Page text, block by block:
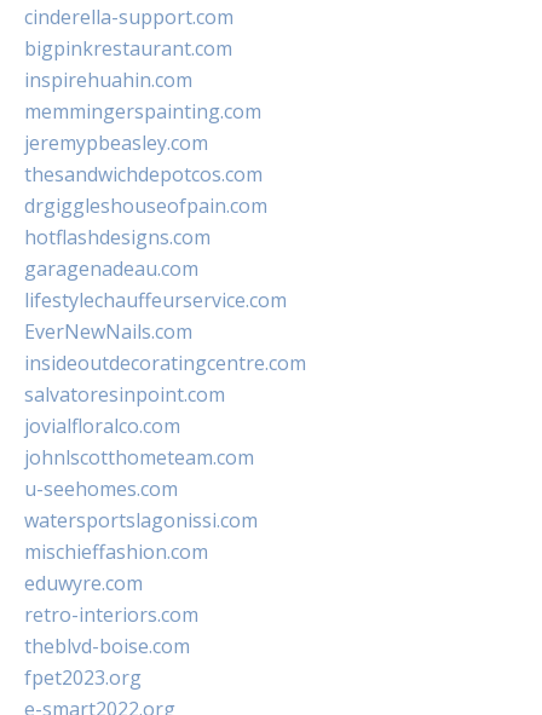
cinderella-support.com
bigpinkrestaurant.com
inspirehuahin.com
memmingerspainting.com
jeremypbeasley.com
thesandwichdepotcos.com
drgiggleshouseofpain.com
hotflashdesigns.com
garagenadeau.com
lifestylechauffeurservice.com
EverNewNails.com
insideoutdecoratingcentre.com
salvatoresinpoint.com
jovialfloralco.com
johnlscotthometeam.com
u-seehomes.com
watersportslagonissi.com
mischieffashion.com
eduwyre.com
retro-interiors.com
theblvd-boise.com
fpet2023.org
e-smart2022.org